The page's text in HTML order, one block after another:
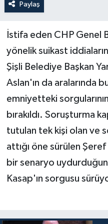
Paylaş
İstifa eden CHP Genel
yönelik suikast
Şişli Belediye Başkan
Aslan'ın da aralarında
emniyetteki
bırakıldı. Soruşturma
tutulan tek kişi olan ve
attığı öne sürülen
bir senaryo
Kasap'ın sorgusu